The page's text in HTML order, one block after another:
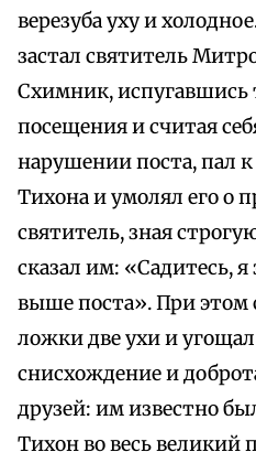
верезуба уху и
застал святитель
Схимник, испугавшись
посещения и считая
нарушении поста, пал
Тихона и умолял его о
святитель, зная
сказал им: «Садитесь,
выше поста». При этом
ложки две ухи и
снисхождение и
друзей: им известно
Тихон во весь великий